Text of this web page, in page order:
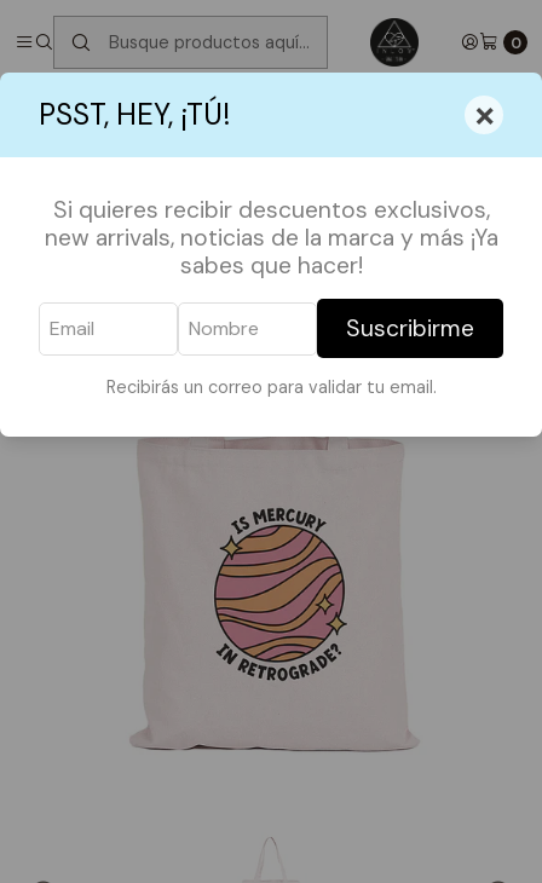
PSST, HEY, ¡TÚ! ×
Si quieres recibir descuentos exclusivos,
new arrivals, noticias de la marca y más ¡Ya
sabes que hacer!
Suscribirme
Recibirás un correo para validar tu email.
0
✮ ⋆ ˚｡𖦹 ⋆｡°✩Próximos Despachos martes 11 de Agosto
⋆｡°✩
TOTE BAGS
Totebag Is Mercury in Retrograde?